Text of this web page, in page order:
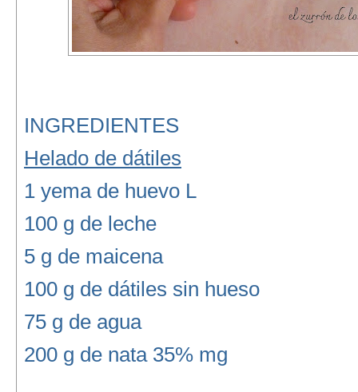
INGREDIENTES
Helado de dátiles
1 yema de huevo L
100 g de leche
5 g de maicena
100 g de dátiles sin hueso
75 g de agua
200 g de nata 35% mg